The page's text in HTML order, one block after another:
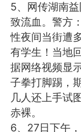
熊 肤色
斑术
妍
美
熊
Lv.3
26 23:30
电脑端
5、网传湖南
致流血。警方
性夜间当街遭
有学生！当地
据网络视频显
子拳打脚踢，
几人还上手试
赤裸。
6、27日下午